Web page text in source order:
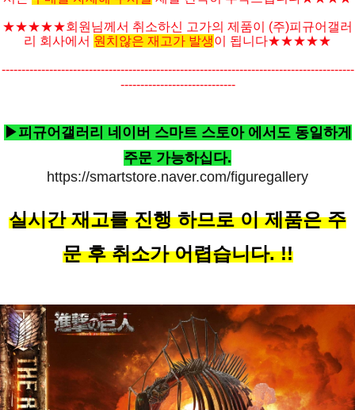
★★★★★회원님께서 취소하신 고가의 제품이 (주)피규어갤러
리 회사에서 원치않은 재고가 발생이 됩니다★★★★★
-----------------------------------------------------------------------------------------
-----------------------------
▶피규어갤러리 네이버 스마트 스토아 에서도 동일하게
주문 가능하십다.
https://smartstore.naver.com/figuregallery
실시간 재고를 진행 하므로 이 제품은 주
문 후 취소가 어렵습니다. !!